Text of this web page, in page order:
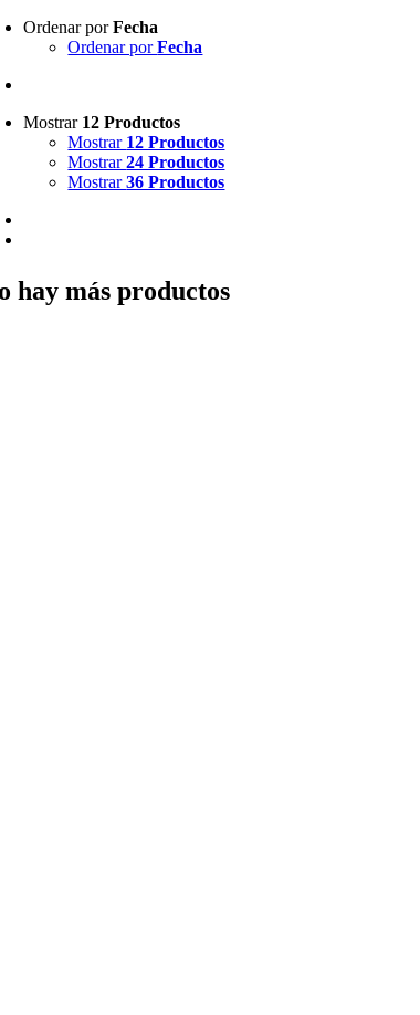
Ordenar porFecha
Ordenar porFecha
Mostrar 12 Productos
Mostrar 12 Productos
Mostrar24 Productos
Mostrar36 Productos
hay más productos